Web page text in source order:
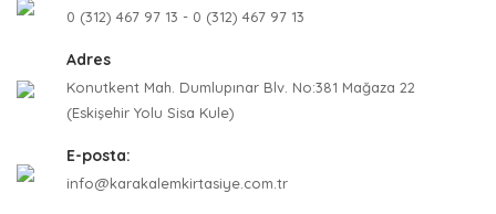
0 (312) 467 97 13 - 0 (312) 467 97 13
Adres
Konutkent Mah. Dumlupınar Blv. No:381 Mağaza 22
(Eskişehir Yolu Sisa Kule)
E-posta:
info@karakalemkirtasiye.com.tr